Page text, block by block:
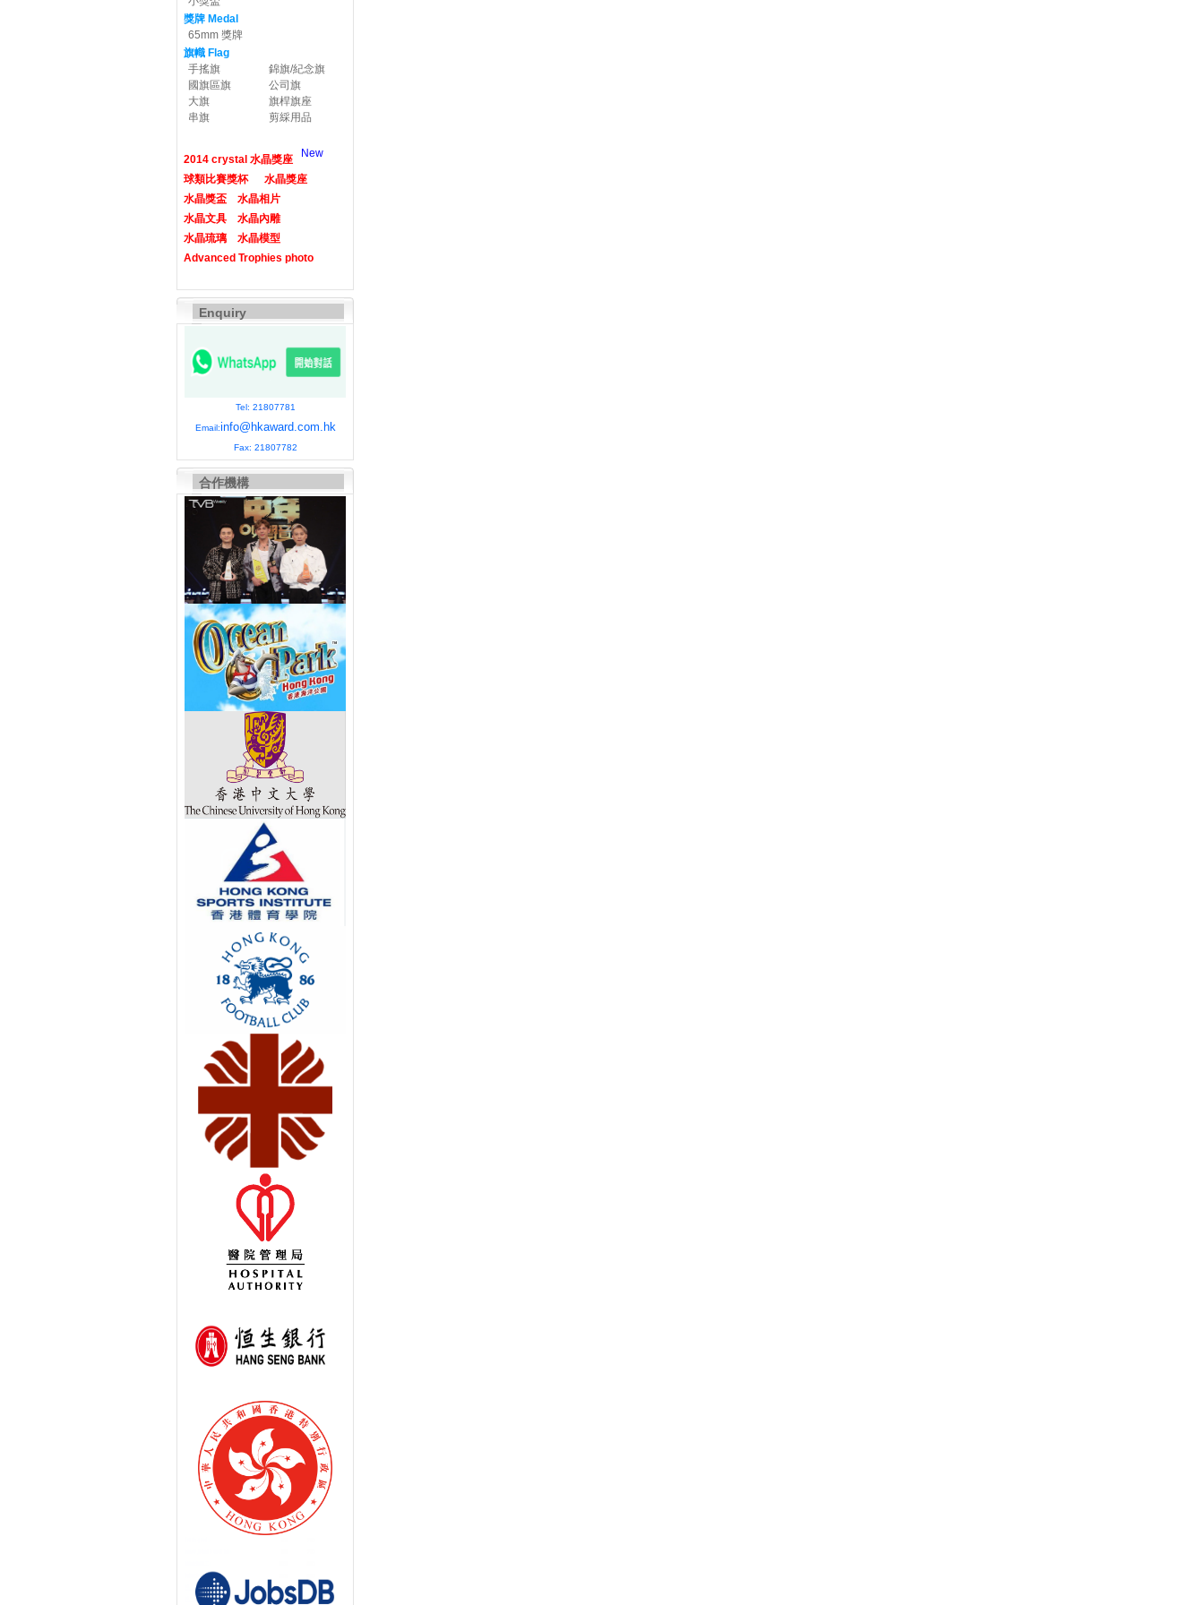
獎牌 Medal
65mm 獎牌
旗幟 Flag
手搖旗
錦旗/紀念旗
國旗區旗
公司旗
大旗
旗桿旗座
串旗
剪綵用品
2014 crystal 水晶獎座 New
球類比賽獎杯
水晶獎座
水晶獎盃
水晶相片
水晶文具
水晶內雕
水晶琉璃
水晶模型
Advanced Trophies photo
Enquiry
Tel: 21807781
Email:info@hkaward.com.hk
Fax: 21807782
合作機構